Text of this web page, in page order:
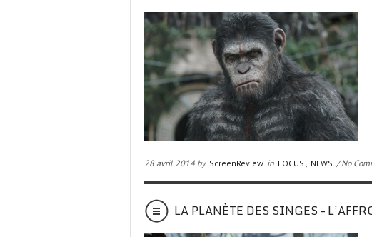
28 avril 2014 by ScreenReview in FOCUS , NEWS / No
LA PLANÈTE DES SINGES –